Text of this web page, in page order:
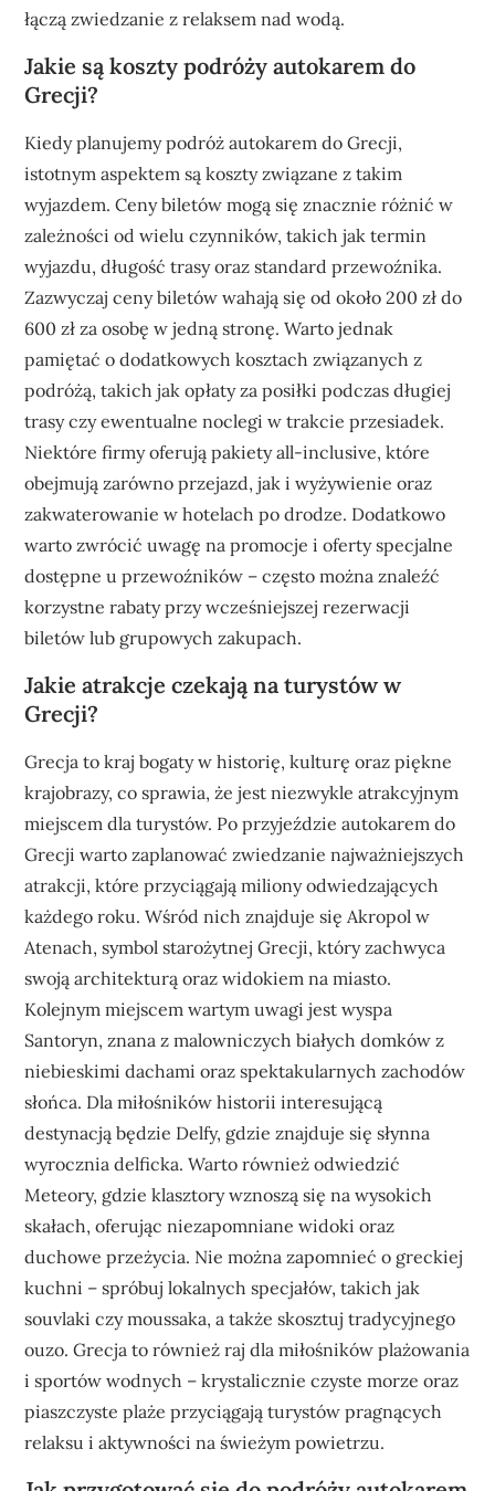
łączą zwiedzanie z relaksem nad wodą.
Jakie są koszty podróży autokarem do
Grecji?
Kiedy planujemy podróż autokarem do Grecji,
istotnym aspektem są koszty związane z takim
wyjazdem. Ceny biletów mogą się znacznie różnić w
zależności od wielu czynników, takich jak termin
wyjazdu, długość trasy oraz standard przewoźnika.
Zazwyczaj ceny biletów wahają się od około 200 zł do
600 zł za osobę w jedną stronę. Warto jednak
pamiętać o dodatkowych kosztach związanych z
podróżą, takich jak opłaty za posiłki podczas długiej
trasy czy ewentualne noclegi w trakcie przesiadek.
Niektóre firmy oferują pakiety all-inclusive, które
obejmują zarówno przejazd, jak i wyżywienie oraz
zakwaterowanie w hotelach po drodze. Dodatkowo
warto zwrócić uwagę na promocje i oferty specjalne
dostępne u przewoźników – często można znaleźć
korzystne rabaty przy wcześniejszej rezerwacji
biletów lub grupowych zakupach.
Jakie atrakcje czekają na turystów w
Grecji?
Grecja to kraj bogaty w historię, kulturę oraz piękne
krajobrazy, co sprawia, że jest niezwykle atrakcyjnym
miejscem dla turystów. Po przyjeździe autokarem do
Grecji warto zaplanować zwiedzanie najważniejszych
atrakcji, które przyciągają miliony odwiedzających
każdego roku. Wśród nich znajduje się Akropol w
Atenach, symbol starożytnej Grecji, który zachwyca
swoją architekturą oraz widokiem na miasto.
Kolejnym miejscem wartym uwagi jest wyspa
Santoryn, znana z malowniczych białych domków z
niebieskimi dachami oraz spektakularnych zachodów
słońca. Dla miłośników historii interesującą
destynacją będzie Delfy, gdzie znajduje się słynna
wyrocznia delficka. Warto również odwiedzić
Meteory, gdzie klasztory wznoszą się na wysokich
skałach, oferując niezapomniane widoki oraz
duchowe przeżycia. Nie można zapomnieć o greckiej
kuchni – spróbuj lokalnych specjałów, takich jak
souvlaki czy moussaka, a także skosztuj tradycyjnego
ouzo. Grecja to również raj dla miłośników plażowania
i sportów wodnych – krystalicznie czyste morze oraz
piaszczyste plaże przyciągają turystów pragnących
relaksu i aktywności na świeżym powietrzu.